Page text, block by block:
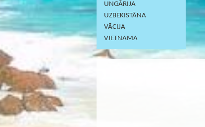
UNGĀRIJA
UZBEKISTĀNA
VĀCIJA
VJETNAMA